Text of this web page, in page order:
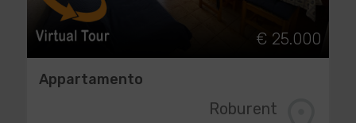
€ 25.000
Appartamento
Roburent